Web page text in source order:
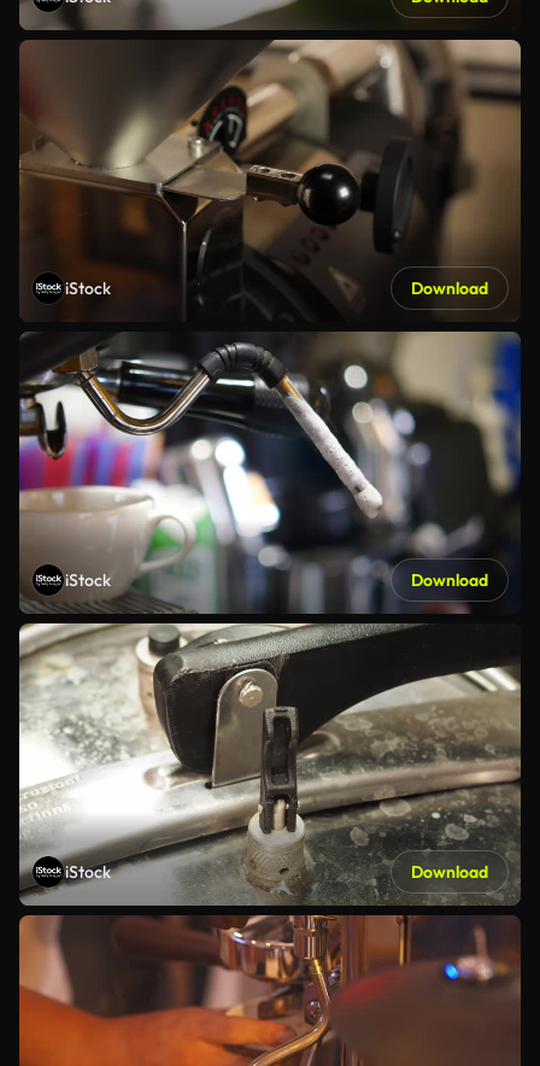
iStock Download
iStock Download
iStock Download